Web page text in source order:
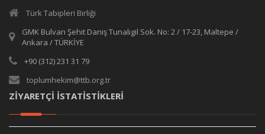
Türk Tabipleri Birliği
GMK Bulvarı Şehit Daniş Tunalıgil Sok. No: 2 / 17-23, Maltepe /
Ankara / TÜRKİYE
+90 (312) 231 31 79
toplumhekim@ttb.org.tr
ZİYARETÇİ İSTATİSTİKLERİ